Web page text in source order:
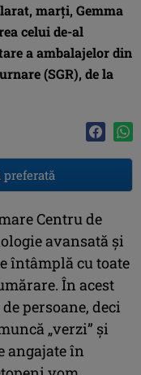
marţi, Gemma
celui de-al
a ambalajelor din
(SGR), de la
preferată
Centru de
avansată şi
întâmplă cu toate
În acest
persoane, deci
„verzi” şi
angajate în